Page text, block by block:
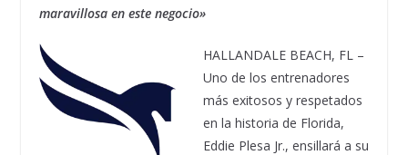
maravillosa en este negocio»
HALLANDALE BEACH, FL –
Uno de los entrenadores
más exitosos y respetados
en la historia de Florida,
Eddie Plesa Jr., ensillará a su